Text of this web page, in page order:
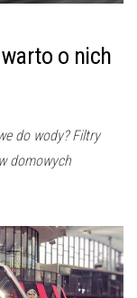
o nich
do wody? Filtry
domowych